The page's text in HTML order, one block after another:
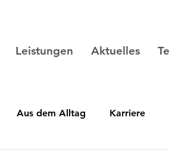
Leistungen Aktuelles
Aus dem Alltag Karriere